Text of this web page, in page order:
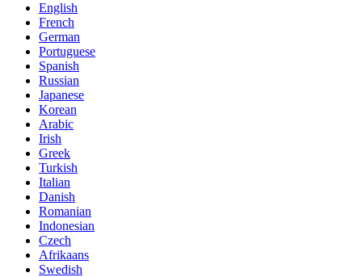
English
French
German
Portuguese
Spanish
Russian
Japanese
Korean
Arabic
Irish
Greek
Turkish
Italian
Danish
Romanian
Indonesian
Czech
Afrikaans
Swedish